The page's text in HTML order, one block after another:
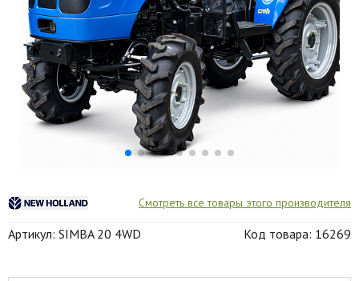
Смотреть все товары этого производителя
Артикул: SIMBA 20 4WD Код товара: 16269